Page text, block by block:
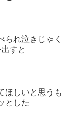
られ泣きじゃく
すと
ほしいと思うも
とした